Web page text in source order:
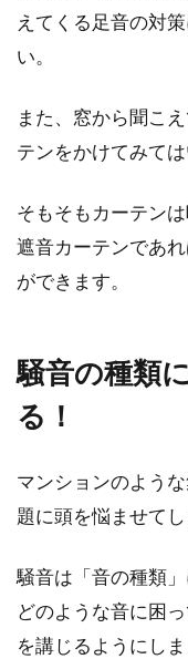
えてくる足音の対
い。
また、窓から聞こ
テンをかけてみて
そもそもカーテン
遮音カーテンであ
ができます。
騒音の種類
る！
マンションのよう
題に頭を悩ませて
騒音は「音の種類
どのような音に困
を講じるようにしま